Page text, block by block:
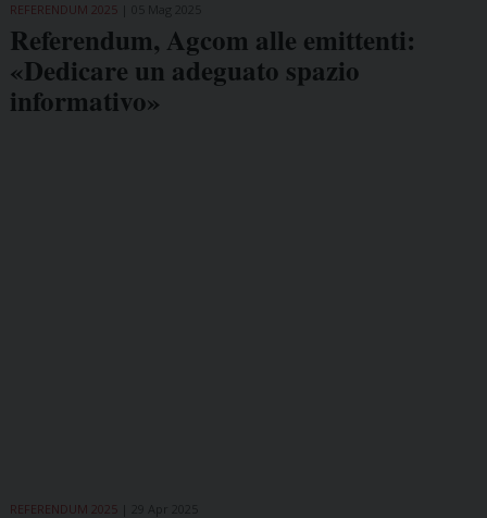
REFERENDUM 2025
Referendum, Agcom alle emittenti:
«Dedicare un adeguato spazio
informativo»
REFERENDUM 2025